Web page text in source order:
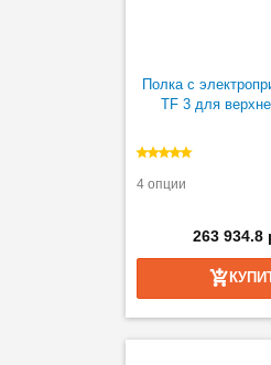
Полка с
TF 3 для
4 опции
263 934.8